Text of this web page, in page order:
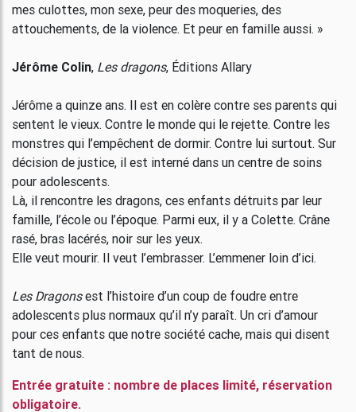
mes culottes, mon sexe, peur des moqueries, des
attouchements, de la violence. Et peur en famille aussi. »
Jérôme Colin, Les dragons, Éditions Allary
Jérôme a quinze ans. Il est en colère contre ses parents qui
sentent le vieux. Contre le monde qui le rejette. Contre les
monstres qui l’empêchent de dormir. Contre lui surtout. Sur
décision de justice, il est interné dans un centre de soins
pour adolescents.
Là, il rencontre les dragons, ces enfants détruits par leur
famille, l’école ou l’époque. Parmi eux, il y a Colette. Crâne
rasé, bras lacérés, noir sur les yeux.
Elle veut mourir. Il veut l’embrasser. L’emmener loin d’ici.
Les Dragonsest l’histoire d’un coup de foudre entre
adolescents plus normaux qu’il n’y paraît. Un cri d’amour
pour ces enfants que notre société cache, mais qui disent
tant de nous.
Entrée gratuite : nombre de places limité, réservation
obligatoire.